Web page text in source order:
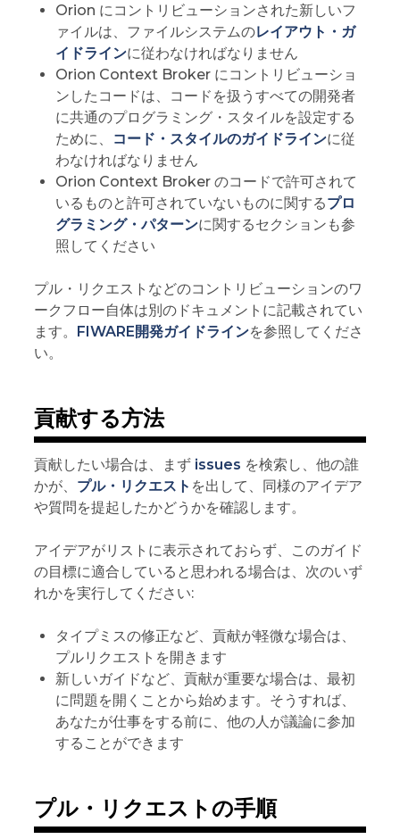
Orion にコントリビューションされた新しいフ
ァイルは、ファイルシステムのレイアウト・ガ
イドラインに従わなければなりません
Orion Context Broker にコントリビューショ
ンしたコードは、コードを扱うすべての開発者
に共通のプログラミング・スタイルを設定する
ために、
コード・スタイルのガイドラインに従
わなければなりません
Orion Context Broker のコードで許可されて
いるものと許可されていないものに関するプロ
グラミング・パターンに関するセクションも参
照してください
プル・リクエストなどのコントリビューションのワ
ークフロー自体は別のドキュメントに記載されてい
ます。 FIWARE開発ガイドラインを参照してくださ
い。
貢献する方法
貢献したい場合は、まず issues を検索し、他の誰
かが、 プル・リクエスト を出して、同様のアイデア
や質問を提起したかどうかを確認します。
アイデアがリストに表示されておらず、このガイド
の目標に適合していると思われる場合は、次のいず
れかを実行してください:
タイプミスの修正など、貢献が軽微な場合は、
プルリクエストを開きます
新しいガイドなど、貢献が重要な場合は、最初
に問題を開くことから始めます。そうすれば、
あなたが仕事をする前に、他の人が議論に参加
することができます
プル・リクエストの手順